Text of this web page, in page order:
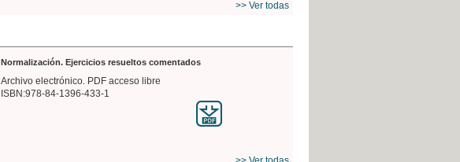
>> Ver todas
Normalización. Ejercicios resueltos comentados
Archivo electrónico. PDF acceso libre
ISBN:978-84-1396-433-1